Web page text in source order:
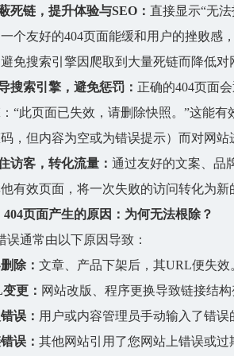
死链，提升体验与SEO： 直接显示“无
个友好的404页面能缓和用户的挫败感
免搜索引擎因爬取到大量死链而降低对
搜索引擎，避免惩罚： 正确的404页面
“此页面已失效，请删除快照。”这能
，但内容为空或为错误提示）而对网站
访客，转化流量： 通过友好的文案、品
有效页面，将一次失败的访问转化为
404页面产生的原因：为何无法根除？
误通常由以下原因导致：
除： 文章、产品下架后，其URL便失效
更： 网站改版、程序更换导致链接结
误： 用户或内容管理员手动输入了错误
误： 其他网站引用了您网站上错误或过